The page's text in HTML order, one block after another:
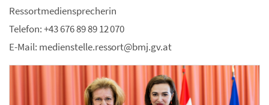
Ressortmediensprecherin
Telefon: +43 676 89 89 12 070
E-Mail: medienstelle.ressort@bmj.gv.at